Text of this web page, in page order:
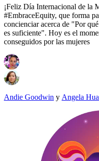
¡Feliz Día Internacional de la
#EmbraceEquity, que forma
concienciar acerca de "Por
es suficiente". Hoy es el
conseguidos por las mujeres
Andie Goodwin y Angela